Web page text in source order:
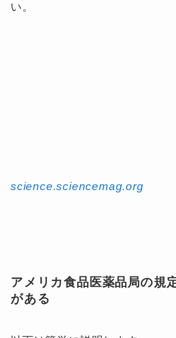
い。
science.sciencemag.org
アメリカ食品医薬品局の規
がある